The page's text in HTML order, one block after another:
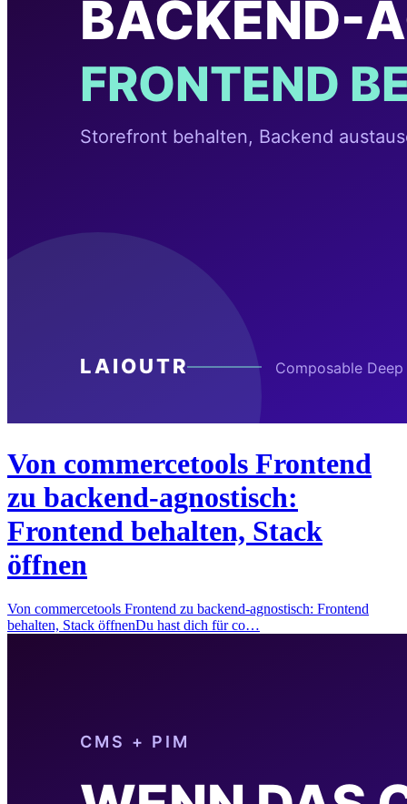
Von commercetools Frontend
zu backend-agnostisch:
Frontend behalten, Stack
öffnen
Von commercetools Frontend zu backend-agnostisch: Frontend
behalten, Stack öffnenDu hast dich für co…